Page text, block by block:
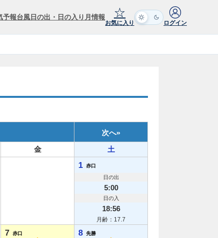
予報台風日の出・日の入り 月情報 ☆
お気に入り ログイン
次へ»
金
土
1 赤口
日の出
5:00
日の入
18:56
月齢：17.7
7 赤口 8 先勝